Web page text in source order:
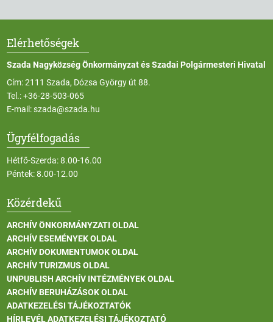
Elérhetőségek
Szada Nagyközség Önkormányzat és Szadai Polgármesteri Hivatal
Cím: 2111 Szada, Dózsa György út 88.
Tel.:+36-28-503-065
E-mail:szada@szada.hu
Ügyfélfogadás
Hétfő-Szerda: 8.00-16.00
Péntek: 8.00-12.00
Közérdekű
ARCHÍV ÖNKORMÁNYZATI OLDAL
ARCHÍV ESEMÉNYEK OLDAL
ARCHÍV DOKUMENTUMOK OLDAL
ARCHÍV TURIZMUS OLDAL
UNPUBLISH ARCHÍV INTÉZMÉNYEK OLDAL
ARCHÍV BERUHÁZÁSOK OLDAL
ADATKEZELÉSI TÁJÉKOZTATÓK
HÍRLEVÉL ADATKEZELÉSI TÁJÉKOZTATÓ